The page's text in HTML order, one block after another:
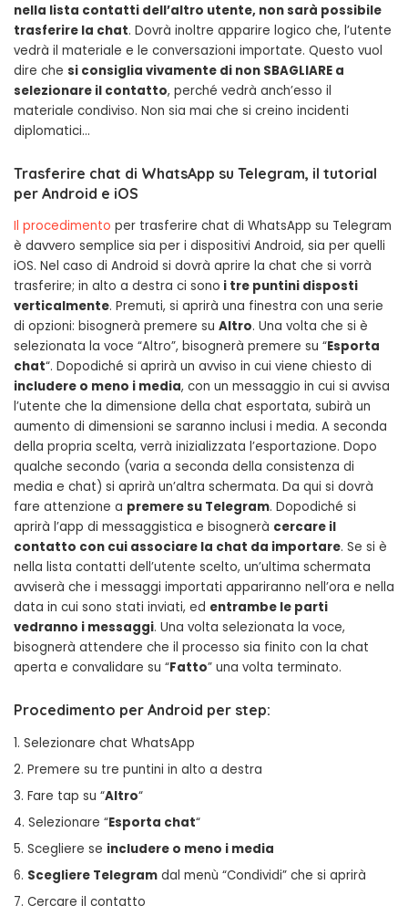
nella lista contatti dell’altro utente, non sarà possibile
trasferire la chat. Dovrà inoltre apparire logico che, l’utente
vedrà il materiale e le conversazioni importate. Questo vuol
dire che si consiglia vivamente di non SBAGLIARE a
selezionare il contatto, perché vedrà anch’esso il
materiale condiviso. Non sia mai che si creino incidenti
diplomatici…
Trasferire chat di WhatsApp su Telegram, il tutorial
per Android e iOS
Il procedimento per trasferire chat di WhatsApp su Telegram
è davvero semplice sia per i dispositivi Android, sia per quelli
iOS. Nel caso di Android si dovrà aprire la chat che si vorrà
trasferire; in alto a destra ci sono i tre puntini disposti
verticalmente. Premuti, si aprirà una finestra con una serie
di opzioni: bisognerà premere su Altro. Una volta che si è
selezionata la voce “Altro”, bisognerà premere su “Esporta
chat“. Dopodiché si aprirà un avviso in cui viene chiesto di
includere o meno i media, con un messaggio in cui si avvisa
l’utente che la dimensione della chat esportata, subirà un
aumento di dimensioni se saranno inclusi i media. A seconda
della propria scelta, verrà inizializzata l’esportazione. Dopo
qualche secondo (varia a seconda della consistenza di
media e chat) si aprirà un’altra schermata. Da qui si dovrà
fare attenzione a premere su Telegram. Dopodiché si
aprirà l’app di messaggistica e bisognerà cercare il
contatto con cui associare la chat da importare. Se si è
nella lista contatti dell’utente scelto, un’ultima schermata
avviserà che i messaggi importati appariranno nell’ora e nella
data in cui sono stati inviati, ed entrambe le parti
vedranno i messaggi. Una volta selezionata la voce,
bisognerà attendere che il processo sia finito con la chat
aperta e convalidare su “Fatto” una volta terminato.
Procedimento per Android per step:
Selezionare chat WhatsApp
Premere su tre puntini in alto a destra
Fare tap su “Altro“
Selezionare “Esporta chat“
Scegliere se includere o meno i media
Scegliere Telegram dal menù “Condividi” che si aprirà
Cercare il contatto